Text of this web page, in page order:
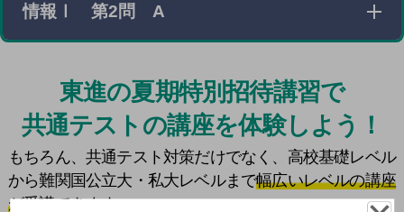
xの値の範囲とそのときの最大値と最小値に関する条件
がさまざまな形で与えられている場合に、条件を満たす
情報Ⅰ 第2問 A
テム」を題材にした問題。
東進の夏期特別招待講習で
共通テストの講座を体験しよう！
もちろん、共通テスト対策だけでなく、高校基礎レベル
から難関国公立大・私大レベルまで幅広いレベルの講座
が受講できます。